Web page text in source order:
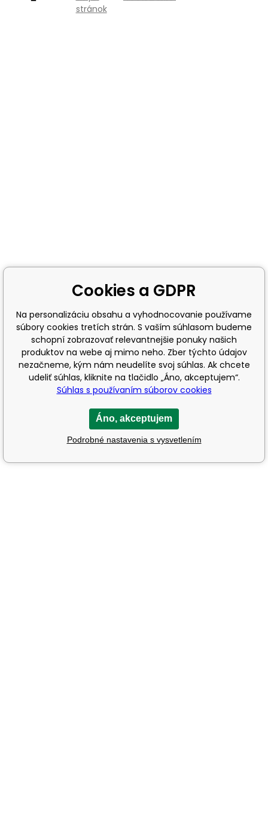
stránok
Cookies a GDPR
Na personalizáciu obsahu a vyhodnocovanie používame
súbory cookies tretích strán. S vaším súhlasom budeme
schopní zobrazovať relevantnejšie ponuky našich
produktov na webe aj mimo neho. Zber týchto údajov
nezačneme, kým nám neudelíte svoj súhlas. Ak chcete
udeliť súhlas, kliknite na tlačidlo „Áno, akceptujem“.
Súhlas s používaním súborov cookies
Áno, akceptujem
Podrobné nastavenia s vysvetlením